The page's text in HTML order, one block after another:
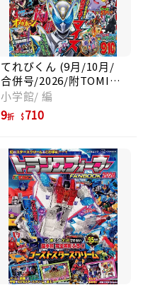
てれびくん (9月/10月/
合併号/2026/附TOMICA
日產GT-R巡邏車玩具)
小学館/ 編
9折 710